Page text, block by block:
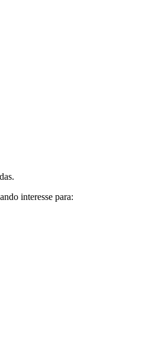
interesse para: